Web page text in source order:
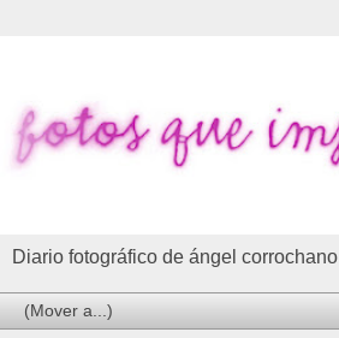
Diario fotográfico de ángel corrochano